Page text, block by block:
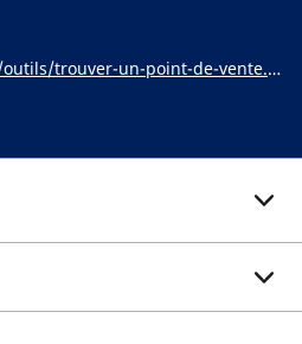
trouver-un-point-de-vente.h